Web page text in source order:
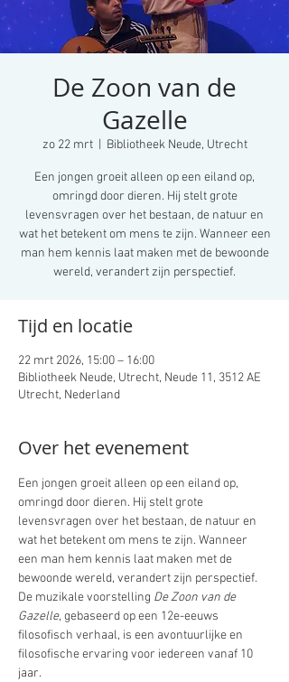
De Zoon van de
Gazelle
zo 22 mrt
  |
Bibliotheek Neude, Utrecht
Een jongen groeit alleen op een eiland op,
omringd door dieren. Hij stelt grote
levensvragen over het bestaan, de natuur en
wat het betekent om mens te zijn. Wanneer een
man hem kennis laat maken met de bewoonde
wereld, verandert zijn perspectief.
Tijd en locatie
22 mrt 2026, 15:00 – 16:00
Bibliotheek Neude, Utrecht, Neude 11, 3512 AE
Utrecht, Nederland
Over het evenement
Een jongen groeit alleen op een eiland op,
omringd door dieren. Hij stelt grote
levensvragen over het bestaan, de natuur en
wat het betekent om mens te zijn. Wanneer
een man hem kennis laat maken met de
bewoonde wereld, verandert zijn perspectief.
De muzikale voorstelling De Zoon van de
Gazelle, gebaseerd op een 12e-eeuws
filosofisch verhaal, is een avontuurlijke en
filosofische ervaring voor iedereen vanaf 10
jaar.